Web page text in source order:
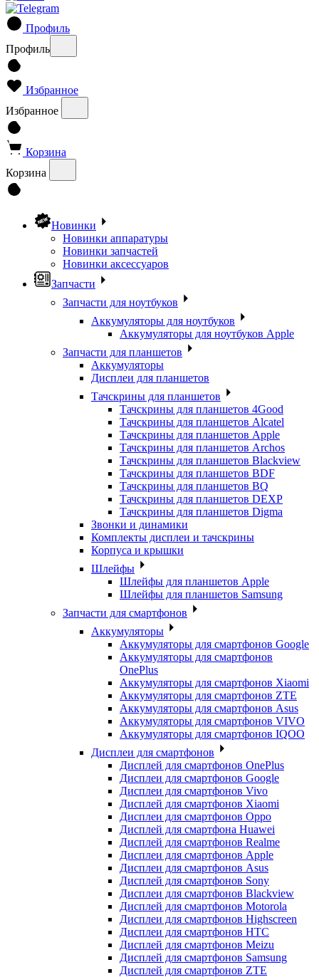
Профиль
Профиль
Избранное
Избранное
Корзина
Корзина
Новинки
Новинки аппаратуры
Новинки запчастей
Новинки аксессуаров
Запчасти
Запчасти для ноутбуков
Аккумуляторы для ноутбуков
Аккумуляторы для ноутбуков Apple
Запчасти для планшетов
Аккумуляторы
Дисплеи для планшетов
Тачскрины для планшетов
Тачскрины для планшетов 4Good
Тачскрины для планшетов Alcatel
Тачскрины для планшетов Apple
Тачскрины для планшетов Archos
Тачскрины для планшетов Blackview
Тачскрины для планшетов BDF
Тачскрины для планшетов BQ
Тачскрины для планшетов DEXP
Тачскрины для планшетов Digma
Звонки и динамики
Комплекты дисплеи и тачскрины
Корпуса и крышки
Шлейфы
Шлейфы для планшетов Apple
Шлейфы для планшетов Samsung
Запчасти для смартфонов
Аккумуляторы
Аккумуляторы для смартфонов Google
Аккумуляторы для смартфонов
OnePlus
Аккумуляторы для смартфонов Xiaomi
Аккумуляторы для смартфонов ZTE
Аккумуляторы для cмартфонов Asus
Аккумуляторы для смартфонов VIVO
Аккумуляторы для смартфонов IQOO
Дисплеи для смартфонов
Дисплей для смартфонов OnePlus
Дисплеи для смартфонов Google
Дисплеи для смартфонов Vivo
Дисплей для смартфонов Xiaomi
Дисплеи для смартфонов Oppo
Дисплей для смартфона Huawei
Дисплей для смартфонов Realme
Дисплеи для смартфонов Apple
Дисплеи для смартфонов Asus
Дисплей для смартфонов Sony
Дисплеи для смартфонов Blackview
Дисплей для смартфонов Motorola
Дисплеи для смартфонов Highscreen
Дисплеи для смартфонов HTC
Дисплей для смартфонов Meizu
Дисплей для смартфонов Samsung
Дисплей для смартфонов ZTE